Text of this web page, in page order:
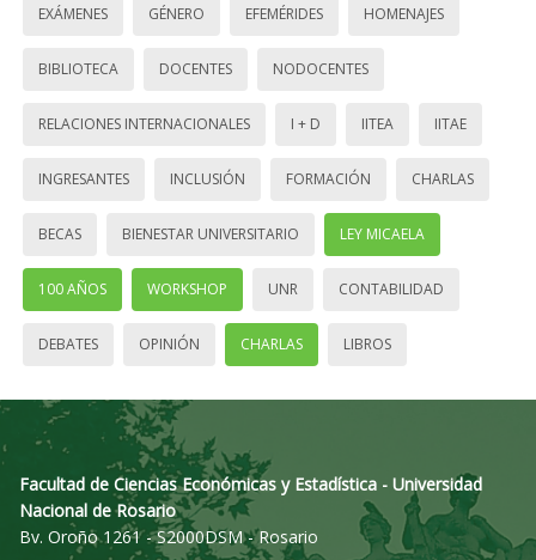
EXÁMENES GÉNERO EFEMÉRIDES HOMENAJES
BIBLIOTECA DOCENTES NODOCENTES
RELACIONES INTERNACIONALES I + D IITEA IITAE
INGRESANTES INCLUSIÓN FORMACIÓN CHARLAS
BECAS BIENESTAR UNIVERSITARIO LEY MICAELA
100 AÑOS WORKSHOP UNR CONTABILIDAD
DEBATES OPINIÓN CHARLAS LIBROS
Facultad de Ciencias Económicas y Estadística - Universidad
Nacional de Rosario
Bv. Oroño 1261 - S2000DSM - Rosario